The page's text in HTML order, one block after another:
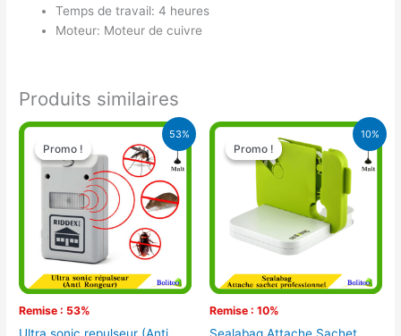
Temps de travail: 4 heures
Moteur: Moteur de cuivre
Produits similaires
53%
Promo !
Remise : 53%
Promo !
Le
prix
initial
était :
15.000 CFA.
Le
prix
actuel
est :
7.000 CFA.
10%
Promo !
Remise : 10%
Promo !
Le
prix
initial
était :
10.500 CFA.
Le
actuel
est :
9.500 CFA.